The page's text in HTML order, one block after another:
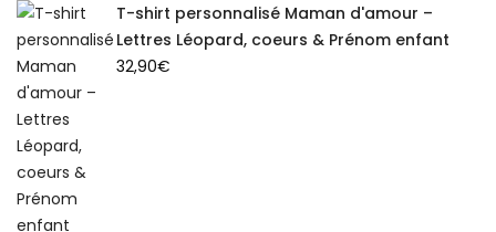
T-shirt personnalisé Maman d'amour –
Lettres Léopard, coeurs & Prénom enfant
32,90€